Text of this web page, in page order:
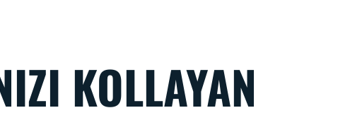
KOLLAYAN